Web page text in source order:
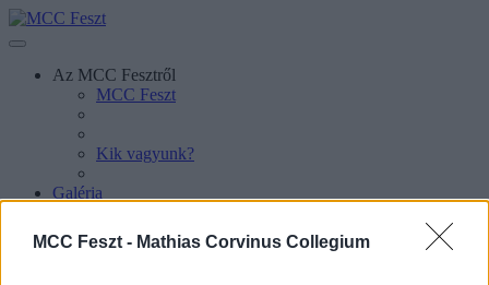
MCC Feszt - Mathias Corvinus Collegium
Az MCC Fesztről
MCC Feszt
Kik vagyunk?
Galéria
Hírek